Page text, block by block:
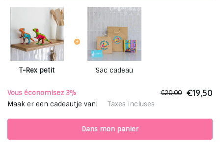
T-Rex petit Sac cadeau
Vous économisez 3% €20,00 €19,50
Maak er een cadeautje van! Taxes incluses
Dans mon panier